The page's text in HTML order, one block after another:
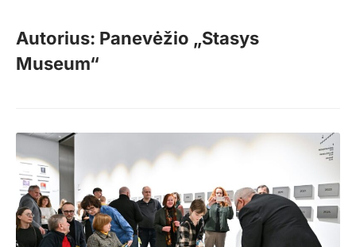
Autorius: Panevėžio „Stasys
Museum“